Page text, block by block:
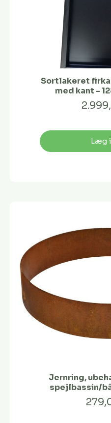
Sortlakeret
med kant -
Læg
Jernring,
spejlbassin/